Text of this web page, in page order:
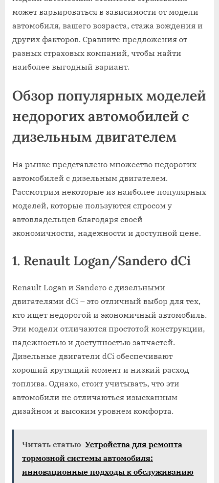
может варьироваться в зависимости от модели
автомобиля, вашего возраста, стажа вождения и
других факторов. Сравните предложения от
разных страховых компаний, чтобы найти
наиболее выгодный вариант.
Обзор популярных моделей
недорогих автомобилей с
дизельным двигателем
На рынке представлено множество недорогих
автомобилей с дизельным двигателем.
Рассмотрим некоторые из наиболее популярных
моделей, которые пользуются спросом у
автовладельцев благодаря своей
экономичности, надежности и доступной цене.
1. Renault Logan/Sandero dCi
Renault Logan и Sandero с дизельными
двигателями dCi – это отличный выбор для тех,
кто ищет недорогой и экономичный автомобиль.
Эти модели отличаются простотой конструкции,
надежностью и доступностью запчастей.
Дизельные двигатели dCi обеспечивают
хороший крутящий момент и низкий расход
топлива. Однако, стоит учитывать, что эти
автомобили не отличаються изысканным
дизайном и высоким уровнем комфорта.
Читать статью Устройства для ремонта
тормозной системы автомобиля:
инновационные подходы к обслуживанию